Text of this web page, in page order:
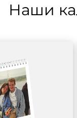
Наши